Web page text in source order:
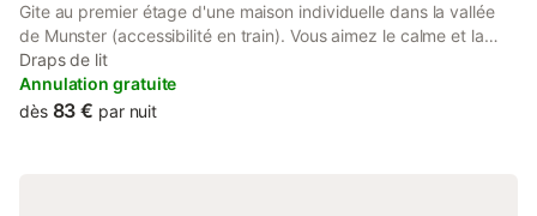
Gite au premier étage d'une maison individuelle dans la vallée
de Munster (accessibilité en train). Vous aimez le calme et la
tranquillité, ce gite est fait pour vous, Les commerces essentiels
sont dans le village. Proximité des sentiers de randonnée et
itinéraire cyclable. Le gite dispose d'un balcon.
Draps de lit
Annulation gratuite
dès 83 € par nuit